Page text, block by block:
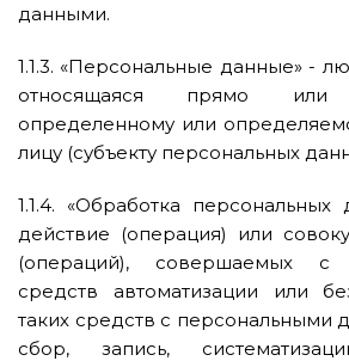
данными.
1.1.3. «Персональные данные» -
относящаяся прямо
определенному или
лицу (субъекту персональных
1.1.4. «Обработка
действие (операция) или
(операций), совершаемых с
средств автоматизации или
таких средств с персональными
сбор, запись,